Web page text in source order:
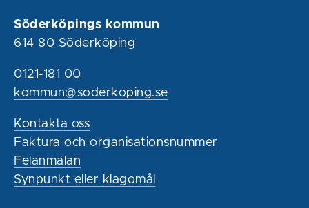
Söderköpings kommun
614 80 Söderköping
0121-181 00
kommun@soderkoping.se
Kontakta oss
Faktura och organisationsnummer
Felanmälan
Synpunkt eller klagomål